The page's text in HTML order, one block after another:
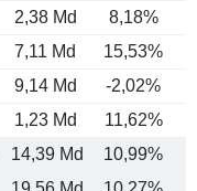
2,38 Md 8,18%
7,11 Md 15,53%
9,14 Md -2,02%
1,23 Md 11,62%
14,39 Md 10,99%